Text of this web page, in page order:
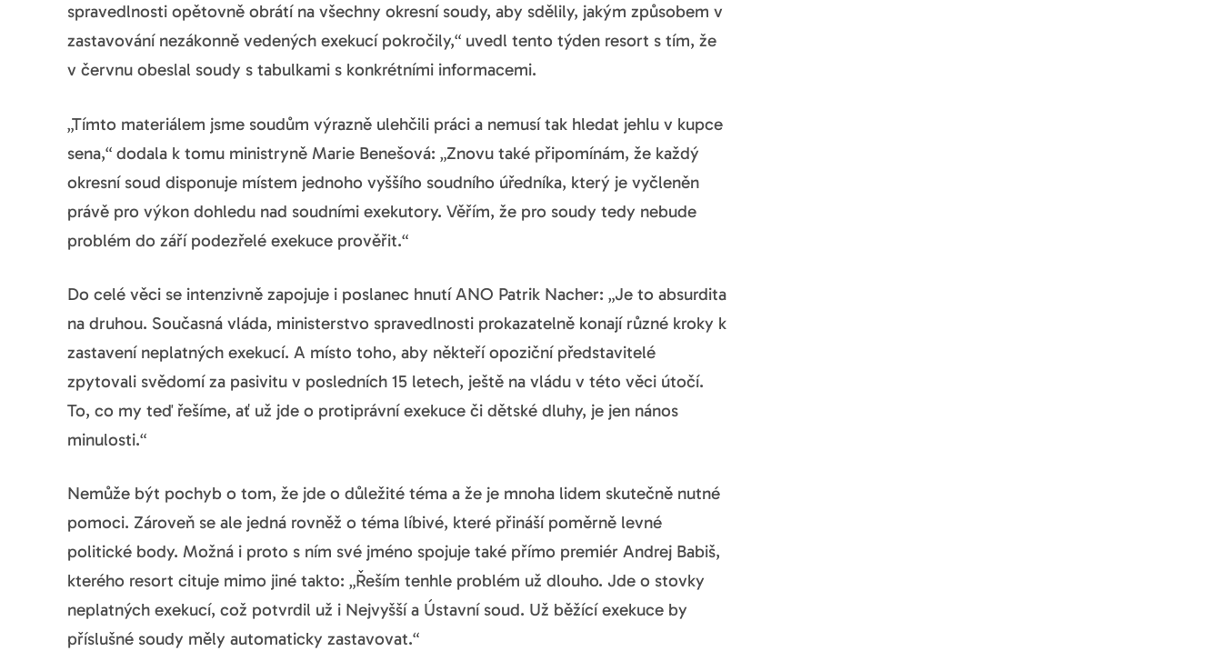
spravedlnosti opětovně obrátí na všechny okresní soudy, aby sdělily, jakým způsobem v
zastavování nezákonně vedených exekucí pokročily,“ uvedl tento týden resort s tím, že
v červnu obeslal soudy s tabulkami s konkrétními informacemi.
„Tímto materiálem jsme soudům výrazně ulehčili práci a nemusí tak hledat jehlu v kupce
sena,“ dodala k tomu ministryně Marie Benešová: „Znovu také připomínám, že každý
okresní soud disponuje místem jednoho vyššího soudního úředníka, který je vyčleněn
právě pro výkon dohledu nad soudními exekutory. Věřím, že pro soudy tedy nebude
problém do září podezřelé exekuce prověřit.“
Do celé věci se intenzivně zapojuje i poslanec hnutí ANO Patrik Nacher: „Je to absurdita
na druhou. Současná vláda, ministerstvo spravedlnosti prokazatelně konají různé kroky k
zastavení neplatných exekucí. A místo toho, aby někteří opoziční představitelé
zpytovali svědomí za pasivitu v posledních 15 letech, ještě na vládu v této věci útočí.
To, co my teď řešíme, ať už jde o protiprávní exekuce či dětské dluhy, je jen nános
minulosti.“
Nemůže být pochyb o tom, že jde o důležité téma a že je mnoha lidem skutečně nutné
pomoci. Zároveň se ale jedná rovněž o téma líbivé, které přináší poměrně levné
politické body. Možná i proto s ním své jméno spojuje také přímo premiér Andrej Babiš,
kterého resort cituje mimo jiné takto: „Řeším tenhle problém už dlouho. Jde o stovky
neplatných exekucí, což potvrdil už i Nejvyšší a Ústavní soud. Už běžící exekuce by
příslušné soudy měly automaticky zastavovat.“